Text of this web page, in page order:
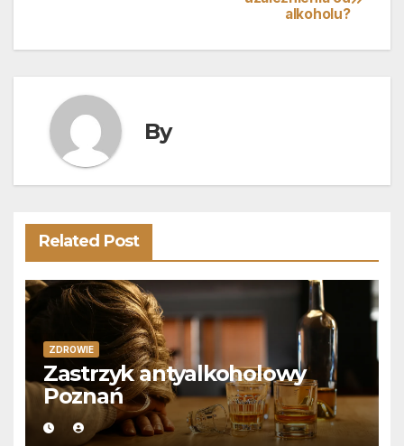
alkoholu?
By
Related Post
ZDROWIE
Zastrzyk antyalkoholowy
Poznań